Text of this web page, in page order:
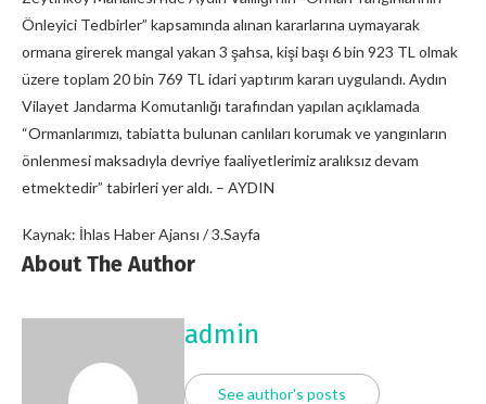
Önleyici Tedbirler” kapsamında alınan kararlarına uymayarak
ormana girerek mangal yakan 3 şahsa, kişi başı 6 bin 923 TL olmak
üzere toplam 20 bin 769 TL idari yaptırım kararı uygulandı. Aydın
Vilayet Jandarma Komutanlığı tarafından yapılan açıklamada
“Ormanlarımızı, tabiatta bulunan canlıları korumak ve yangınların
önlenmesi maksadıyla devriye faaliyetlerimiz aralıksız devam
etmektedir” tabirleri yer aldı. – AYDIN
Kaynak: İhlas Haber Ajansı / 3.Sayfa
About The Author
admin
See author's posts